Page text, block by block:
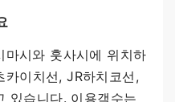
마시와 훗사시에 위치하
이치선, JR하치코선,
있습니다. 이용객수는